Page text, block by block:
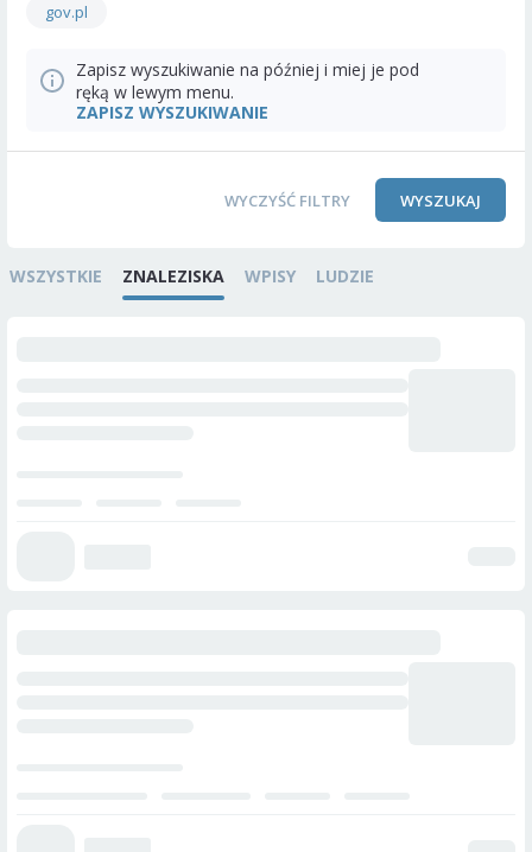
gov.pl
Zapisz wyszukiwanie na później i miej je pod
ręką w lewym menu.
ZAPISZ WYSZUKIWANIE
WYCZYŚĆ FILTRY WYSZUKAJ
WSZYSTKIE ZNALEZISKA WPISY LUDZIE